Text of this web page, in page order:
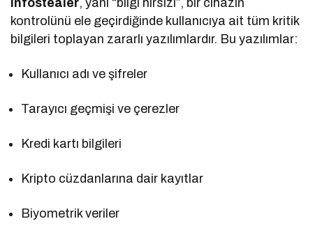
Infostealer, yani “bilgi hırsızı”, bir cihazın
kontrolünü ele geçirdiğinde kullanıcıya ait tüm kritik
bilgileri toplayan zararlı yazılımlardır. Bu yazılımlar:
Kullanıcı adı ve şifreler
Tarayıcı geçmişi ve çerezler
Kredi kartı bilgileri
Kripto cüzdanlarına dair kayıtlar
Biyometrik veriler